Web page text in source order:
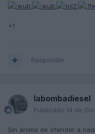
+1
Responder
labombadiesel
Publicado 14 de
Sin ánimo de ofender a